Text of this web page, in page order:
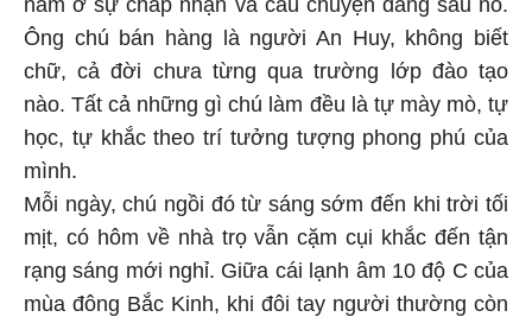
Ông chú bán hàng là người An Huy, không biết
chữ, cả đời chưa từng qua trường lớp đào tạo
nào. Tất cả những gì chú làm đều là tự mày mò, tự
học, tự khắc theo trí tưởng tượng phong phú của
mình.
Mỗi ngày, chú ngồi đó từ sáng sớm đến khi trời tối
mịt, có hôm về nhà trọ vẫn cặm cụi khắc đến tận
rạng sáng mới nghỉ. Giữa cái lạnh âm 10 độ C của
mùa đông Bắc Kinh, khi đôi tay người thường còn